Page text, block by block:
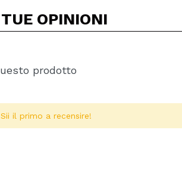
OPINIONI
prodotto
il primo a recensire!